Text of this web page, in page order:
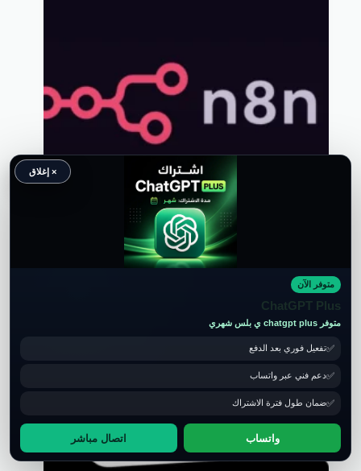
EGP
الأصلي
1,500.00EGP.
650.00EGP
الحالي
650.00EGP.
تخفيض
× إغلاق
متوفر الآن
ChatGPT Plus
متوفر chatgpt plus ي بلس شهري
تفعيل فوري بعد الدفع
دعم فني عبر واتساب
ضمان طول فترة الاشتراك
واتساب اتصال مباشر